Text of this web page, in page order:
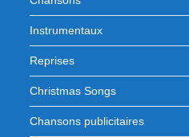
Instrumentaux
Reprises
Christmas Songs
Chansons publicitaires